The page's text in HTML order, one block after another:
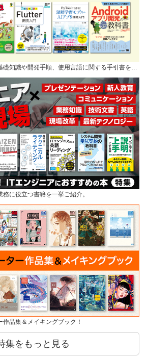
礎知識や開発手順、使用言語に関する手引書を…
に役立つ書籍を一挙ご紹介。
品集＆メイキングブック！
集をもっと見る